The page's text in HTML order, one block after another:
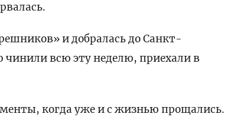
и добралась до Санкт-
чинили всю эту неделю, приехали в
когда уже и с жизнью прощались.